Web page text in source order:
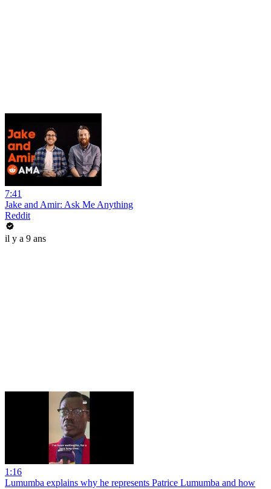
7:41
Jake and Amir: Ask Me Anything
Reddit
il y a 9 ans
1:16
Lumumba explains why he represents Patrice Lumumba and how